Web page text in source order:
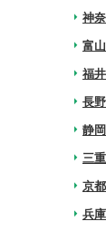
神
arrow_right
富
arrow_right
福
arrow_right
長
arrow_right
静
arrow_right
三
arrow_right
京
arrow_right
兵
arrow_right